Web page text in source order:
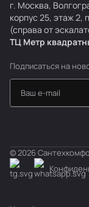
г. Москва,
корпус 25, этаж 2,
(справа от
ТЦ Метр к
Подписаться на
© 2026